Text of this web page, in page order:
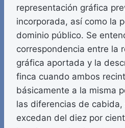
representación gráfica
incorporada, así como la
dominio público. Se
correspondencia entre la
gráfica aportada y la
finca cuando ambos
básicamente a la misma
las diferencias de
excedan del diez por